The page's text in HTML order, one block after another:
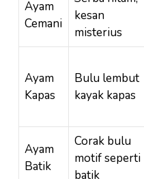
Ayam
Cemani
kesan
misterius
Ayam
Kapas
Bulu lembut
kayak kapas
Ayam
Batik
Corak bulu
motif seperti
batik